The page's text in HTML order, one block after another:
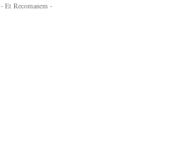
- Et Recomanem -